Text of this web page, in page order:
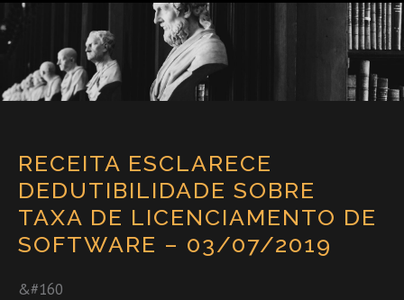
RECEITA ESCLARECE
DEDUTIBILIDADE SOBRE
TAXA DE LICENCIAMENTO DE
SOFTWARE – 03/07/2019
&#160